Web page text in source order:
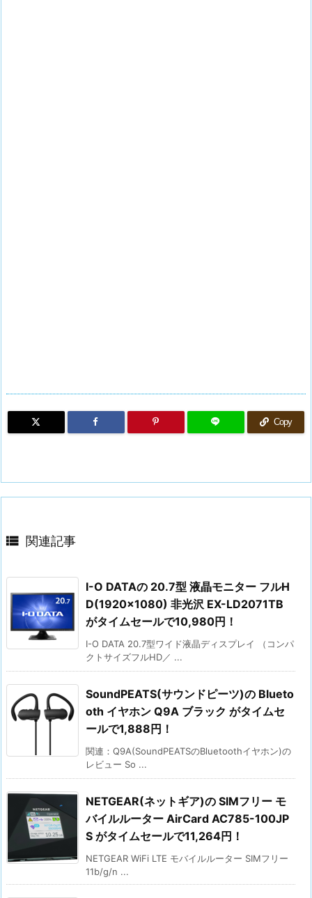
Copy
 関連記事
I-O DATAの 20.7型 液晶モニター フルH
D(1920×1080) 非光沢 EX-LD2071TB
がタイムセールで10,980円！
I-O DATA 20.7型ワイド液晶ディスプレイ （コンパ
クトサイズフルHD／ ...
SoundPEATS(サウンドピーツ)の Blueto
oth イヤホン Q9A ブラック がタイムセ
ールで1,888円！
関連：Q9A(SoundPEATSのBluetoothイヤホン)の
レビュー So ...
NETGEAR(ネットギア)の SIMフリー モ
バイルルーター AirCard AC785-100JP
S がタイムセールで11,264円！
NETGEAR WiFi LTE モバイルルーター SIMフリー
11b/g/n ...